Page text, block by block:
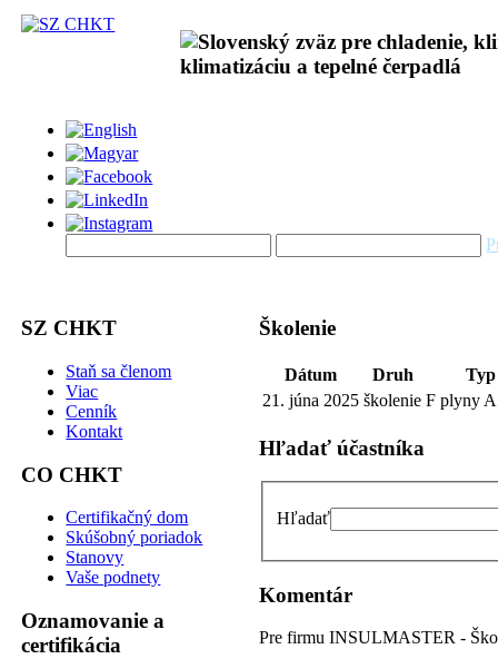
SZ CHKT
Staň sa členom
Viac
Cenník
Kontakt
CO CHKT
Certifikačný dom
Skúšobný poriadok
Stanovy
Vaše podnety
Oznamovanie a
certifikácia
Školenie
Dátum Druh
Typ
21. júna 2025 školenie F plyny
Hľadať účastníka
Hľadať
Komentár
Pre firmu INSULMASTER -